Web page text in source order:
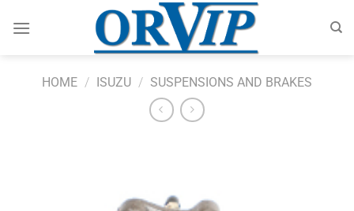
HOME / ISUZU / SUSPENSIONS AND BRAKES